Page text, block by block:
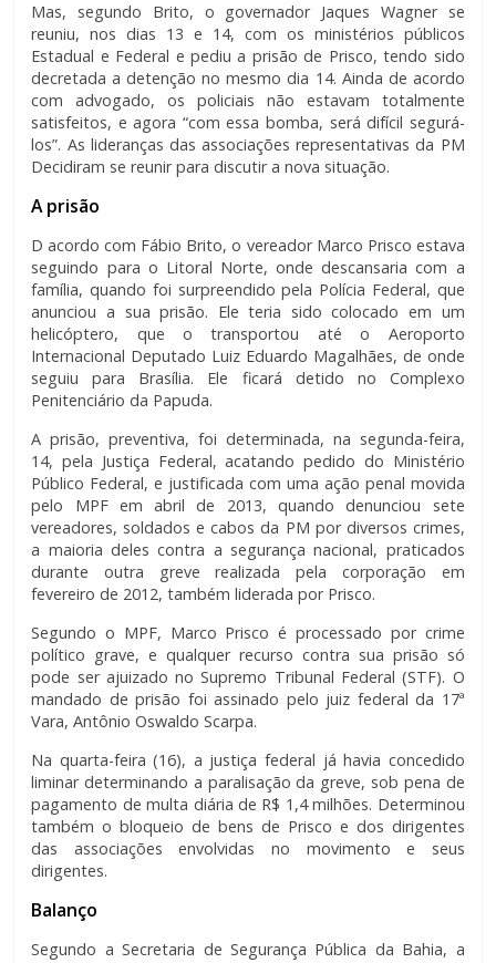
Mas, segundo Brito, o governador Jaques Wagner se
reuniu, nos dias 13 e 14, com os ministérios públicos
Estadual e Federal e pediu a prisão de Prisco, tendo sido
decretada a detenção no mesmo dia 14. Ainda de acordo
com advogado, os policiais não estavam totalmente
satisfeitos, e agora “com essa bomba, será difícil segurá-
los”. As lideranças das associações representativas da PM
Decidiram se reunir para discutir a nova situação.
A prisão
D acordo com Fábio Brito, o vereador Marco Prisco estava
seguindo para o Litoral Norte, onde descansaria com a
família, quando foi surpreendido pela Polícia Federal, que
anunciou a sua prisão. Ele teria sido colocado em um
helicóptero, que o transportou até o Aeroporto
Internacional Deputado Luiz Eduardo Magalhães, de onde
seguiu para Brasília. Ele ficará detido no Complexo
Penitenciário da Papuda.
A prisão, preventiva, foi determinada, na segunda-feira,
14, pela Justiça Federal, acatando pedido do Ministério
Público Federal, e justificada com uma ação penal movida
pelo MPF em abril de 2013, quando denunciou sete
vereadores, soldados e cabos da PM por diversos crimes,
a maioria deles contra a segurança nacional, praticados
durante outra greve realizada pela corporação em
fevereiro de 2012, também liderada por Prisco.
Segundo o MPF, Marco Prisco é processado por crime
político grave, e qualquer recurso contra sua prisão só
pode ser ajuizado no Supremo Tribunal Federal (STF). O
mandado de prisão foi assinado pelo juiz federal da 17ª
Vara, Antônio Oswaldo Scarpa.
Na quarta-feira (16), a justiça federal já havia concedido
liminar determinando a paralisação da greve, sob pena de
pagamento de multa diária de R$ 1,4 milhões. Determinou
também o bloqueio de bens de Prisco e dos dirigentes
das associações envolvidas no movimento e seus
dirigentes.
Balanço
Segundo a Secretaria de Segurança Pública da Bahia, a